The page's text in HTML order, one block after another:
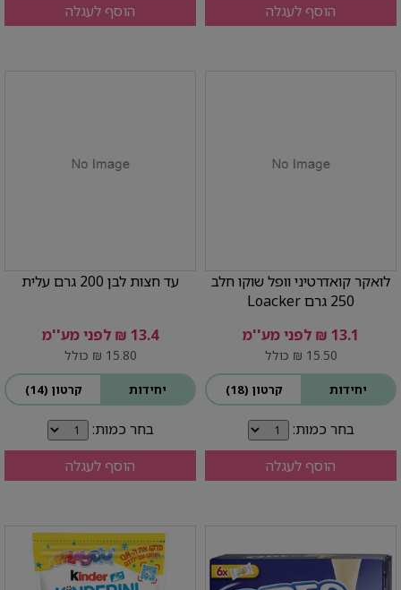
הוסף לעגלה
הוסף לעגלה
לואקר קואדרטיני וופל שוקו חלב
250 גרם Loacker
13.1 ₪ לפני מע''מ
15.50 ₪ כולל
יחידות קרטון (18)
בחר כמות:
הוסף לעגלה
עד חצות לבן 200 גרם עלית
13.4 ₪ לפני מע''מ
15.80 ₪ כולל
יחידות קרטון (14)
בחר כמות:
הוסף לעגלה